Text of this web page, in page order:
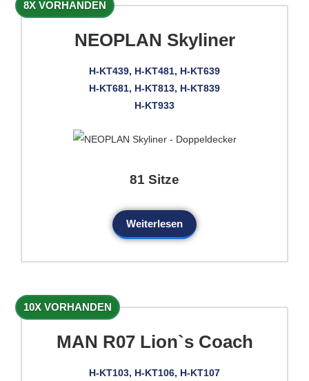
8X VORHANDEN
NEOPLAN Skyliner
H-KT439, H-KT481, H-KT639
H-KT681, H-KT813, H-KT839
H-KT933
81 Sitze
Weiterlesen
10X VORHANDEN
MAN R07 Lion`s Coach
H-KT103, H-KT106, H-KT107